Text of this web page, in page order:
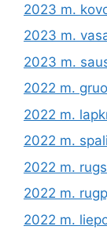
2023 m.
2023 m.
2023 m.
2022 m.
2022 m.
2022 m.
2022 m.
2022 m.
2022 m.